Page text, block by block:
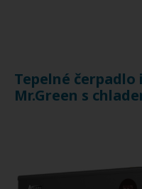
Tepelné
Mr.Green s